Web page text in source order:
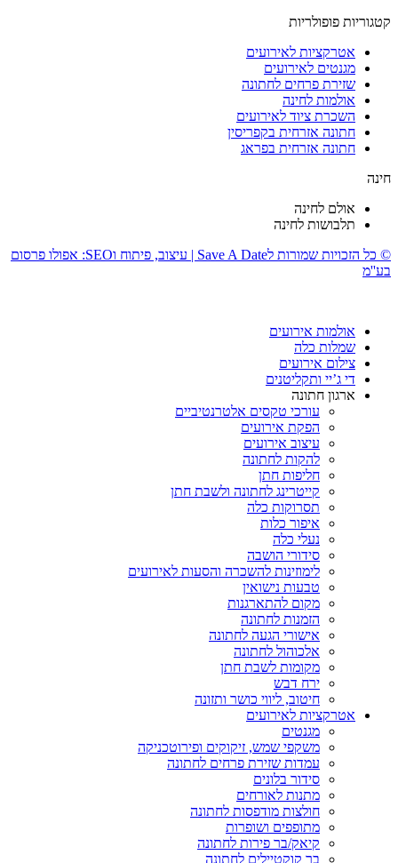
קטגוריות פופולריות
אטרקציות לאירועים
מגנטים לאירועים
שזירת פרחים לחתונה
אולמות לחינה
השכרת ציוד לאירועים
חתונה אזרחית בקפריסין
חתונה אזרחית בפראג
חינה
אולם לחינה
תלבושות לחינה
© כל הזכויות שמורות לSave A Date | עיצוב, פיתוח וSEO: אפולו פרסום
בע''מ
אולמות אירועים
שמלות כלה
צילום אירועים
די ג’יי ותקליטנים
ארגון חתונה
עורכי טקסים אלטרנטיביים
הפקת אירועים
עיצוב אירועים
להקות לחתונה
חליפות חתן
קייטרינג לחתונה ולשבת חתן
תסרוקות כלה
איפור כלות
נעלי כלה
סידורי הושבה
לימוזינות להשכרה והסעות לאירועים
טבעות נישואין
מקום להתארגנות
הזמנות לחתונה
אישורי הגעה לחתונה
אלכוהול לחתונה
מקומות לשבת חתן
ירח דבש
חיטוב, ליווי כושר ותזונה
אטרקציות לאירועים
מגנטים
משקפי שמש, זיקוקים ופירוטכניקה
עמדות שזירת פרחים לחתונה
סידור בלונים
מתנות לאורחים
חולצות מודפסות לחתונה
מתופפים ושופרות
קיאק/בר פירות לחתונה
בר קוקטיילים לחתונה